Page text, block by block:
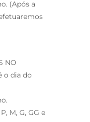
(Após a
NO
o dia do
M, G, GG e